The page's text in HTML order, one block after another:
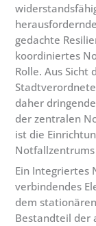
gedachte
koordiniertes
Rolle. Aus Sicht
daher
der zentralen
ist die
Notfallzentrums
Ein Integriertes
verbindendes
dem
Bestandteil der